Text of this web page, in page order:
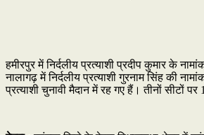
हमीरपुर में निर्दलीय प्रत्याशी प्रदीप कुमार के
नालागढ़ में निर्दलीय प्रत्याशी गुरनाम सिंह की
प्रत्याशी चुनावी मैदान में रह गए हैं। तीनों सीटों